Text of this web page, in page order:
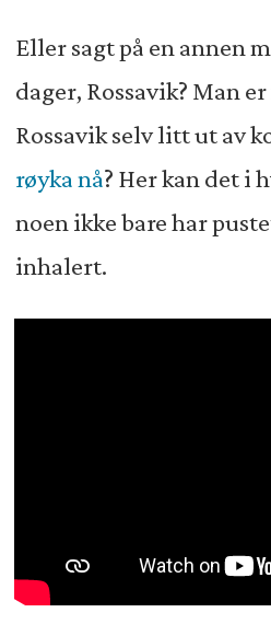
Eller sagt på en annen
dager, Rossavik? Man
Rossavik selv litt ut av
røyka nå? Her kan det i
noen ikke bare har
inhalert.